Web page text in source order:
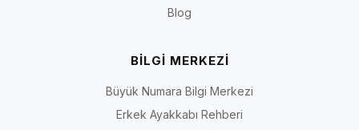
Blog
BİLGİ MERKEZİ
Büyük Numara Bilgi Merkezi
Erkek Ayakkabı Rehberi